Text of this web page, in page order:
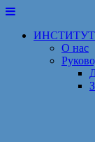
Перейти
содержимому
ИНСТИТУТ
О нас